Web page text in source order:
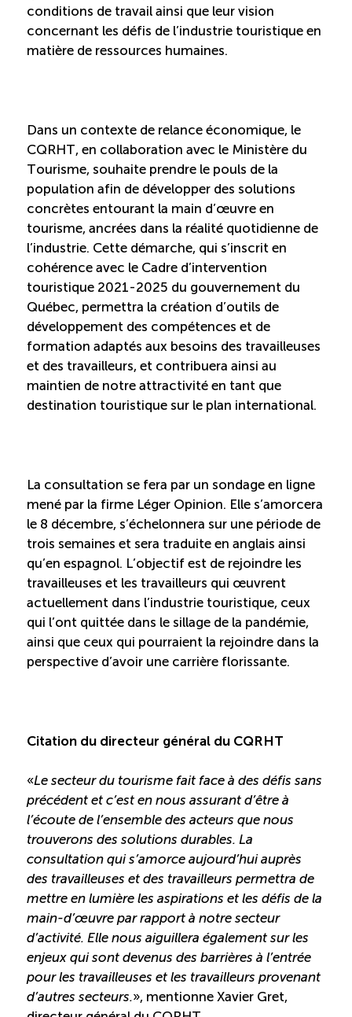
Nouvelles formations
Cuisinier : alternance travail-étude
Apprentissage en milieu de travail
Reconnaissance des compétences
Bilan et reconnaissance des acquis
Initiatives
Destination IA
Métiers et carrières en tourisme
Norme entretien ménager
Boomerang
Saisonnalité
Bassins de main-d’oeuvre diversifiés
Devenir membre
Catalogue de formations en ligne
ÉTUDES
EN
TOURISME
INFOLETTRE
conditions de travail ainsi que leur vision
concernant les défis de l’industrie touristique en
matière de ressources humaines.
Dans un contexte de relance économique, le
CQRHT, en collaboration avec le Ministère du
Tourisme, souhaite prendre le pouls de la
population afin de développer des solutions
concrètes entourant la main d’œuvre en
tourisme, ancrées dans la réalité quotidienne de
l’industrie. Cette démarche, qui s’inscrit en
cohérence avec le Cadre d’intervention
touristique 2021-2025 du gouvernement du
Québec, permettra la création d’outils de
développement des compétences et de
formation adaptés aux besoins des travailleuses
et des travailleurs, et contribuera ainsi au
maintien de notre attractivité en tant que
destination touristique sur le plan international.
La consultation se fera par un sondage en ligne
mené par la firme Léger Opinion. Elle s’amorcera
le 8 décembre, s’échelonnera sur une période de
trois semaines et sera traduite en anglais ainsi
qu’en espagnol. L’objectif est de rejoindre les
travailleuses et les travailleurs qui œuvrent
actuellement dans l’industrie touristique, ceux
qui l’ont quittée dans le sillage de la pandémie,
ainsi que ceux qui pourraient la rejoindre dans la
perspective d’avoir une carrière florissante.
Citation du directeur général du CQRHT
«Le secteur du tourisme fait face à des défis sans
précédent et c’est en nous assurant d’être à
l’écoute de l’ensemble des acteurs que nous
trouverons des solutions durables. La
consultation qui s’amorce aujourd’hui auprès
des travailleuses et des travailleurs permettra de
mettre en lumière les aspirations et les défis de la
main-d’œuvre par rapport à notre secteur
d’activité. Elle nous aiguillera également sur les
enjeux qui sont devenus des barrières à l’entrée
pour les travailleuses et les travailleurs provenant
d’autres secteurs.», mentionne Xavier Gret,